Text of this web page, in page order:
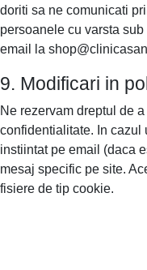
doriti sa ne comunicati
persoanele cu varsta
email la
9. Modificari in
Ne rezervam dreptul de
confidentialitate. In cazul
instiintat pe email (daca
mesaj specific pe site.
fisiere de tip cookie.